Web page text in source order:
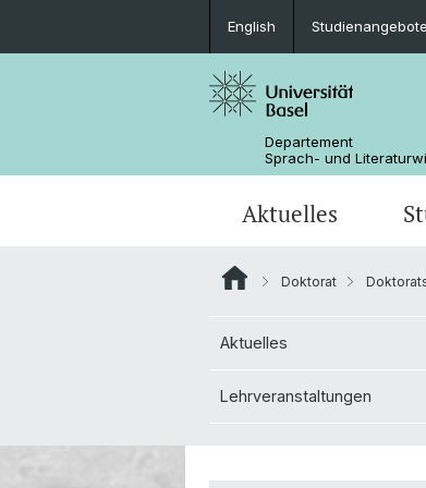
English Studienangebote
Departement
Sprach- und
Aktuelles
News
Offene Stellen
Bachelorstudium
MSG Literaturwissenschaft
Doktoratsprogramm
Personen
Departementsverwaltung
Dokumente & Merkblätter
Doktorat
Aktuelles
Lehrveranstaltungen